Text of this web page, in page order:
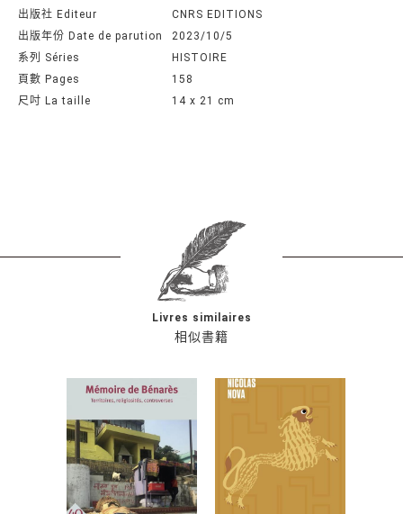
出版社 Editeur
CNRS EDITIONS
出版年份 Date de parution
2023/10/5
系列 Séries
HISTOIRE
頁數 Pages
158
尺吋 La taille
14 x 21 cm
相似書籍
Livres similaires